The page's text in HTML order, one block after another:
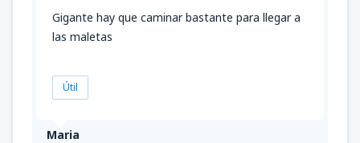
Maria
Gigante hay que caminar bastante para llegar a
las maletas
Útil